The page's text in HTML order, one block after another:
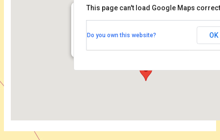
Herbert von Karajan Straße 1 - Berlin
This page can't load Google Maps
Do you own this website? OK